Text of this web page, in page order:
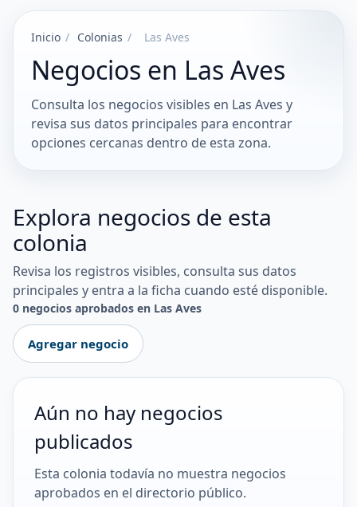
Inicio / Colonias / Las Aves
Negocios en Las Aves
Consulta los negocios visibles en Las Aves y
revisa sus datos principales para encontrar
opciones cercanas dentro de esta zona.
Explora negocios de esta
colonia
Revisa los registros visibles, consulta sus datos
principales y entra a la ficha cuando esté disponible.
0 negocios aprobados en Las Aves
Agregar negocio
Aún no hay negocios
publicados
Esta colonia todavía no muestra negocios
aprobados en el directorio público.